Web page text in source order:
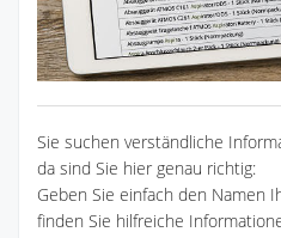
Sie suchen verständliche
da sind Sie hier genau richtig:
Geben Sie einfach den Namen
finden Sie hilfreiche